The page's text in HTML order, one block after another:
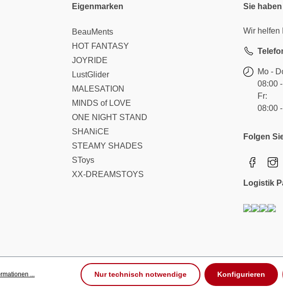
Eigenmarken
BeauMents
HOT FANTASY
JOYRIDE
LustGlider
MALESATION
MINDS of LOVE
ONE NIGHT STAND
SHANiCE
STEAMY SHADES
SToys
XX-DREAMSTOYS
Sie
Wir helfen
Mo -
08:00
Fr:
08:00
Folgen
Logistik
... Nur technisch notwendige Konfigurieren